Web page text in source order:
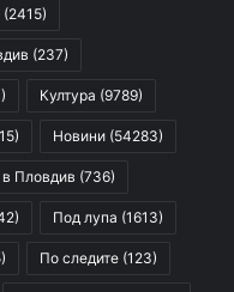
(2415)
(237)
Култура (9789)
Новини (54283)
Пловдив (736)
Под лупа (1613)
По следите (123)